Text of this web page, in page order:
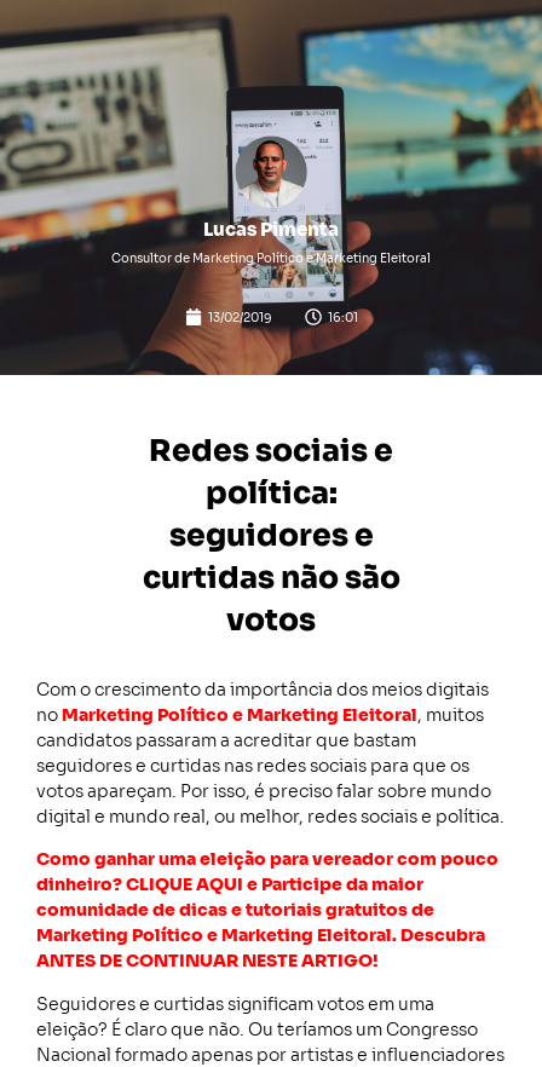
Lucas Pimenta
Consultor de Marketing Político e Marketing Eleitoral
13/02/2019 16:01
Redes sociais e
política:
seguidores e
curtidas não são
votos
Com o crescimento da importância dos meios digitais
no Marketing Político e Marketing Eleitoral, muitos
candidatos passaram a acreditar que bastam
seguidores e curtidas nas redes sociais para que os
votos apareçam. Por isso, é preciso falar sobre mundo
digital e mundo real, ou melhor, redes sociais e política.
Como ganhar uma eleição para vereador com pouco
dinheiro? CLIQUE AQUI e Participe da maior
comunidade de dicas e tutoriais gratuitos de
Marketing Político e Marketing Eleitoral. Descubra
ANTES DE CONTINUAR NESTE ARTIGO!
Seguidores e curtidas significam votos em uma
eleição? É claro que não. Ou teríamos um Congresso
Nacional formado apenas por artistas e influenciadores